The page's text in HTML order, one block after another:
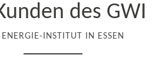
des GWI
ENERGIE-​INSTITUT IN ESSEN